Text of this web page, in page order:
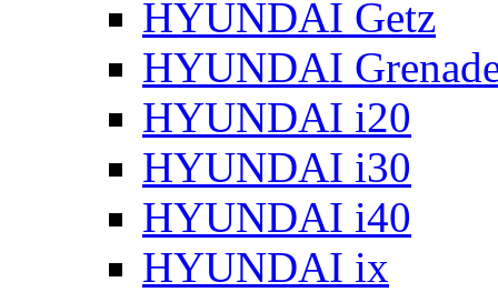
HYUNDAI Getz
HYUNDAI
HYUNDAI i20
HYUNDAI i30
HYUNDAI i40
HYUNDAI ix